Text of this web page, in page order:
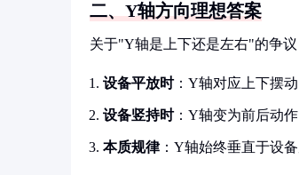
二、Y轴方向理想答案
关于"Y轴是上下还是左右"的争议
设备平放时：Y轴对应上下摆动
设备竖持时：Y轴变为前后动
本质规律：Y轴始终垂直于设